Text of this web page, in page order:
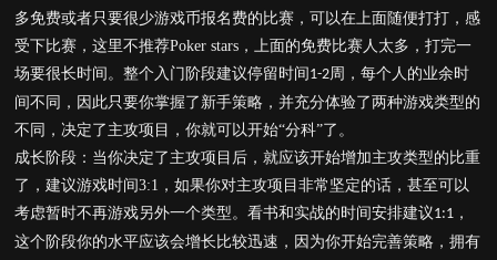
多免费或者只要很少游戏币报名费的比赛，可以在上面随便打打，感
受下比赛，这里不推荐Poker stars ，上面的免费比赛人太多，打完一
场要很长时间。整个入门阶段建议停留时间 1-2周，每个人的业余时
间不同，因此只要你掌握了新手策略，并充分体验了两种游戏类型的
不同，决定了主攻项目，你就可以开始“分科”了。
成长阶段：当你决定了主攻项目后，就应该开始增加主攻类型的比重
了，建议游戏时间3:1 ，如果你对主攻项目非常坚定的话，甚至可以
考虑暂时不再游戏另外一个类型。看书和实战的时间安排建议1:1 ，
这个阶段你的水平应该会增长比较迅速，因为你开始完善策略，拥有